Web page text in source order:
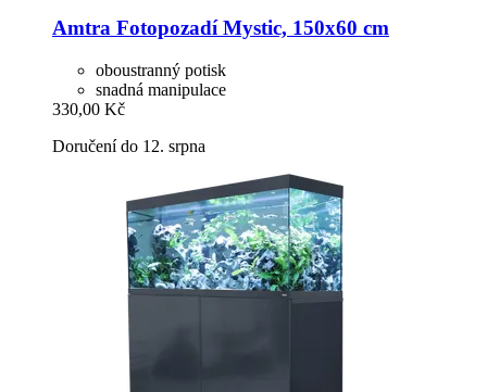
Amtra Fotopozadí Mystic, 150x60 cm
oboustranný potisk
snadná manipulace
330,00 Kč
Doručení do 12. srpna